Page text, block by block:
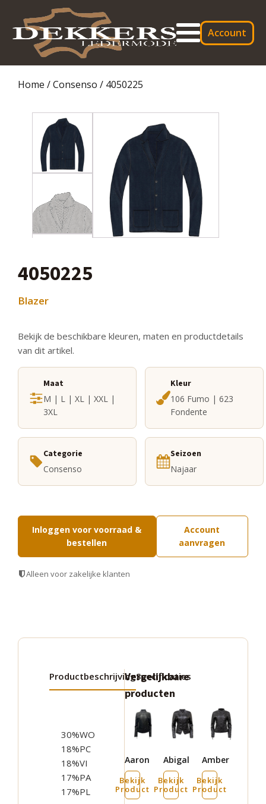
Account
Home /Consenso / 4050225
4050225
Blazer
Bekijk de beschikbare kleuren, maten en productdetails
van dit artikel.
Maat
M | L | XL | XXL |
3XL
Kleur
106 Fumo | 623
Fondente
Categorie
Consenso
Seizoen
Najaar
Inloggen voor voorraad &
bestellen
Account
aanvragen
Alleen voor zakelijke klanten
ProductbeschrijvingSpecificaties
30%WO
18%PC
18%VI
17%PA
17%PL
Vergelijkbare
producten
Aaron
Bekijk
Product
Dit
product
meerdere
variaties.
Deze
Abigal
Bekijk
Product
Dit
product
meerdere
variaties.
Deze
Amber
Bekijk
Product
Dit
product
meerdere
variaties.
Deze